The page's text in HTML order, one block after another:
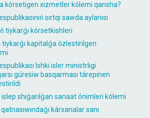
kórsetigen xızmetler kólemi qansha?
sırtqı sawda aylanısı
tiykarǵı kórsetkishleri
tiykarǵı kapitalǵa ózlestirilgen
Ishki isler ministrligi
gúresiw basqarması tárepinen
islep shıǵarılǵan sanaat ónimleri kólemi
kárxanalar sanı